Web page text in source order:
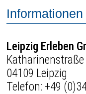
Leipzig Erleben
Katharinenstraße
04109 Leipzig
Telefon: +49